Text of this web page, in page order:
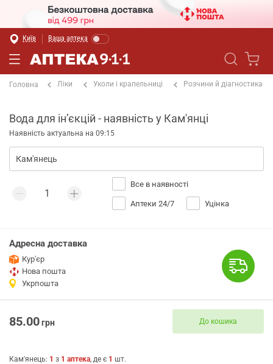
Київ Ваша аптека
Головна Ліки Уколи і крапельниці Розчини й діагностика
Вода для інʼєкцій - наявність у Кам'янці
Наявність актуальна на 09:15
Все в наявності
Аптеки 24/7 Уцінка
Адресна доставка
Кур'єр
Нова пошта
Укрпошта
85.00грн До кошика
Кам'янець: 1 з 1 аптека, де є 1 шт.